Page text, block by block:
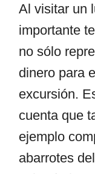
Al visitar un
importante
no sólo
dinero para
excursión.
cuenta que
ejemplo
abarrotes